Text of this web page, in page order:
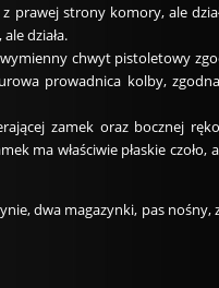
prawej strony komory, ale
działa.
chwyt pistoletowy
prowadnica kolby,
zamek oraz bocznej
ma właściwie płaskie czoło,
dwa magazynki, pas nośny,